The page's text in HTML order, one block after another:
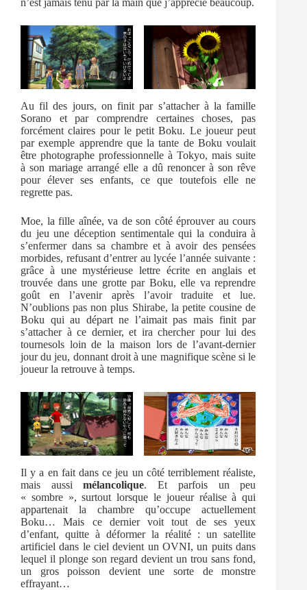
n’est jamais tenu par la main que j’apprécie beaucoup.
Au fil des jours, on finit par s’attacher à la famille
Sorano et par comprendre certaines choses, pas
forcément claires pour le petit Boku. Le joueur peut
par exemple apprendre que la tante de Boku voulait
être photographe professionnelle à Tokyo, mais suite
à son mariage arrangé elle a dû renoncer à son rêve
pour élever ses enfants, ce que toutefois elle ne
regrette pas.
Moe, la fille aînée, va de son côté éprouver au cours
du jeu une déception sentimentale qui la conduira à
s’enfermer dans sa chambre et à avoir des pensées
morbides, refusant d’entrer au lycée l’année suivante :
grâce à une mystérieuse lettre écrite en anglais et
trouvée dans une grotte par Boku, elle va reprendre
goût en l’avenir après l’avoir traduite et lue.
N’oublions pas non plus Shirabe, la petite cousine de
Boku qui au départ ne l’aimait pas mais finit par
s’attacher à ce dernier, et ira chercher pour lui des
tournesols loin de la maison lors de l’avant-dernier
jour du jeu, donnant droit à une magnifique scène si le
joueur la retrouve à temps.
Il y a en fait dans ce jeu un côté terriblement réaliste,
mais aussimélancolique. Et parfois un peu
« sombre », surtout lorsque le joueur réalise à qui
appartenait la chambre qu’occupe actuellement
Boku… Mais ce dernier voit tout de ses yeux
d’enfant, quitte à déformer la réalité : un satellite
artificiel dans le ciel devient un OVNI, un puits dans
lequel il plonge son regard devient un trou sans fond,
un gros poisson devient une sorte de monstre
effrayant…